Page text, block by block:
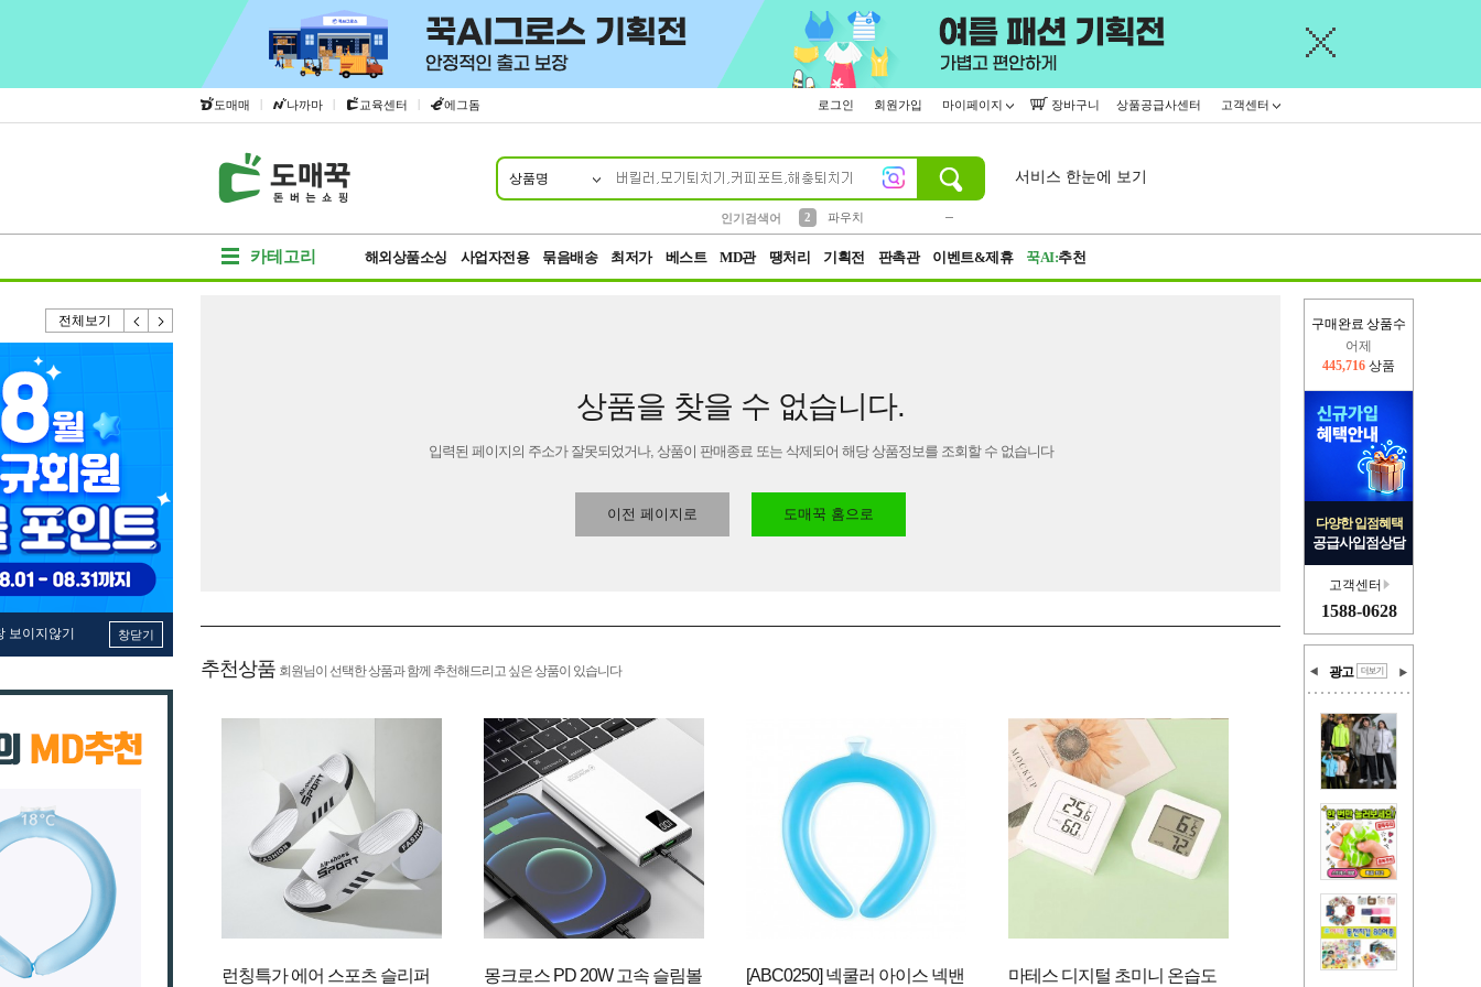
도매매 | 나까마 | 교육센터 | 에그돔 로그인 회원가입 마이페이지 장바구니 상품공급사센터 고객센터
상품명
인기검색어
2
파우치
서비스 한눈에 보기
카테고리 해외상품소싱 사업자전용 묶음배송 최저가 베스트 MD관 땡처리 기획전 판촉관 이벤트&제휴 꾹AI:추천
전체보기
보이지않기 창닫기
구매완료 상품수
어제
445,716상품
오늘(현재)
13,930
상품
다양한 입점혜택
공급사입점상담
고객센터
1588-0628
광고
상품을 찾을 수 없습니다.
입력된 페이지의 주소가 잘못되었거나, 상품이 판매종료 또는 삭제되어 해당 상품정보를 조회할 수 없습니다
이전 페이지로 도매꾹 홈으로
추천상품 회원님이 선택한 상품과 함께 추천해드리고 싶은 상품이 있습니다
런칭특가 에어 스포츠 슬리퍼 몽크로스 PD 20W 고속 슬림볼 [ABC0250] 넥쿨러 아이스 넥밴 마테스 디지털 초미니 온습도